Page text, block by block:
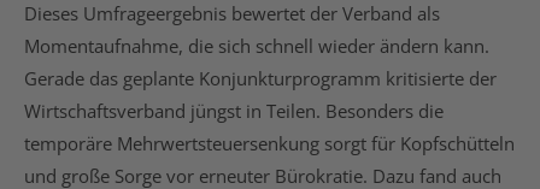
Dieses Umfrageergebnis bewertet der Verband als
Momentaufnahme, die sich schnell wieder ändern kann.
Gerade das geplante Konjunkturprogramm kritisierte der
Wirtschaftsverband jüngst in Teilen. Besonders die
temporäre Mehrwertsteuersenkung sorgt für Kopfschütteln
und große Sorge vor erneuter Bürokratie. Dazu fand auch